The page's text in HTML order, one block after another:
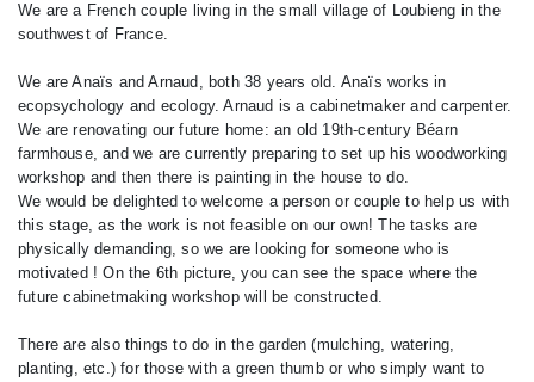
We are a French couple living in the small village of Loubieng in the
southwest of France.
We are Anaïs and Arnaud, both 38 years old. Anaïs works in
ecopsychology and ecology. Arnaud is a cabinetmaker and carpenter.
We are renovating our future home: an old 19th-century Béarn
farmhouse, and we are currently preparing to set up his woodworking
workshop and then there is painting in the house to do.
We would be delighted to welcome a person or couple to help us with
this stage, as the work is not feasible on our own! The tasks are
physically demanding, so we are looking for someone who is
motivated ! On the 6th picture, you can see the space where the
future cabinetmaking workshop will be constructed.
There are also things to do in the garden (mulching, watering,
planting, etc.) for those with a green thumb or who simply want to